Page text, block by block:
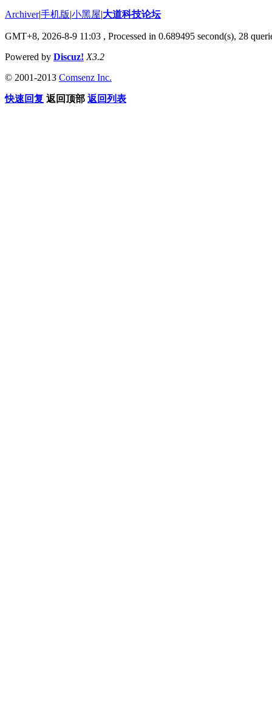
Archiver|手机版|小黑屋|大道科技论坛
GMT+8, 2026-8-9 11:03 , Processed in 0.689495 second(s), 28
Powered by Discuz! X3.2
© 2001-2013 Comsenz Inc.
快速回复 返回顶部 返回列表